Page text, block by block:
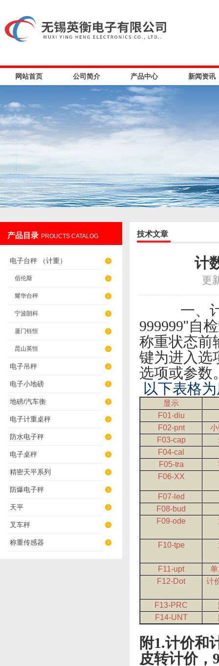
无锡英衡电子有限公司
网站首页 公司简介 产品中心 新闻资讯
产品目录 PROUCTS CATALOG
电子台秤 （计重）
佰伦斯
耀华台秤
宁波朗科
厦门钰恒
昆山英恒
电子吊秤
电子小地磅
地磅/汽车衡
电子计重桌秤
防水电子秤
电子桌秤
精密天平系列
防爆电子秤
天平
叉车秤
称重传感器
技术文章
计
更
一、
999999"自
称重状态前
键为进入选
选项或参数
以下表格
显示
F01-diu
F02-pnt
F03-cap
F04-cal
F05-tra
F06-XX
F07-led
F08-bud
F09-ode
F10-tpe
F11-upt
F12-Dot
计
F13-PRC
F14-UNT
附1.计价和
皮转计价，